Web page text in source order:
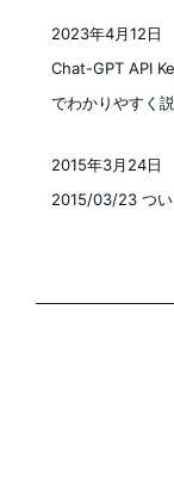
Chat-GPT API
でわかりやすく
2023年4月12日
2015/03/23 つい
投稿日
2015年3月24日